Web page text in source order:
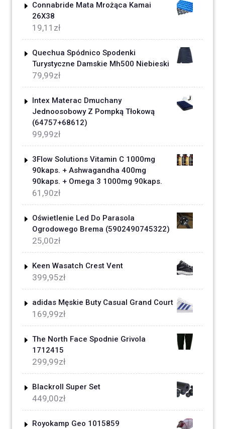
Connabride Mata Mrożąca Kamai
26X38
19,11 zł
Quechua Spódnico Spodenki
Turystyczne Damskie Mh500 Niebieski
79,99zł
Intex Materac Dmuchany
Jednoosobowy Z Pompką Tłokową
(64757+68612)
99,99zł
3Flow Solutions Vitamin C 1000mg
90kaps. + Ashwagandha 400mg
90kaps. + Omega 3 1000mg 90kaps.
61,90zł
Oświetlenie Led Do Parasola
Ogrodowego Brema (5902490745322)
25,00zł
Keen Wasatch Crest Vent
399,95zł
adidas Męskie Buty Casual Grand Court
169,99zł
The North Face Spodnie Grivola
1712415
299,99zł
Blackroll Super Set
449,00zł
Royokamp Geo 1015859